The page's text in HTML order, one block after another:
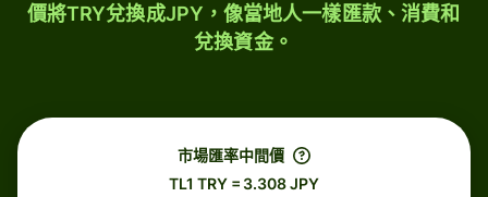
價將TRY兌換成JPY，像當地人一樣匯款、消費和
兌換資金。
市場匯率中間價
TL1 TRY = 3.308 JPY